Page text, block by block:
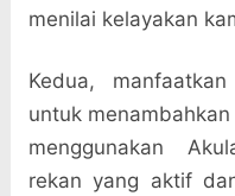
menilai kelayakan
Kedua,
untuk
menggunakan
rekan yang aktif